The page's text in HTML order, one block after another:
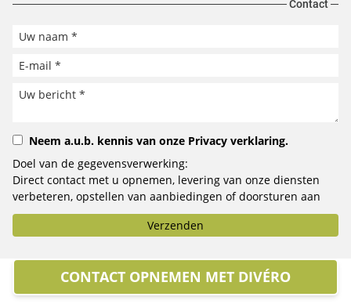
Contact
Neem a.u.b. kennis van onze Privacy verklaring.
Doel van de gegevensverwerking:
Direct contact met u opnemen, levering van onze diensten
verbeteren, opstellen van aanbiedingen of doorsturen aan
het door u geselecteerde bedrijf.
Verzenden
CONTACT OPNEMEN MET DIVÉRO